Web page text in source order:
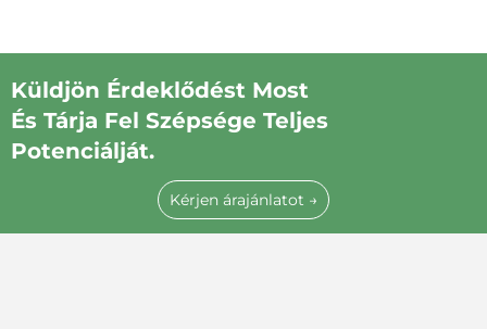
Küldjön Érdeklődést Most
És Tárja Fel Szépsége Teljes
Potenciálját.
Kérjen árajánlatot →